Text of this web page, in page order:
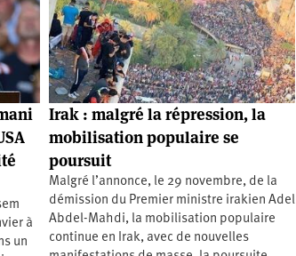
Moyen-
Orient
Océanie
à
un
Irak : malgré la répression, la
mobilisation populaire se
poursuit
Malgré l’annonce, le 29 novembre, de la
démission du Premier ministre irakien Adel
Abdel-Mahdi, la mobilisation populaire
continue en Irak, avec de nouvelles